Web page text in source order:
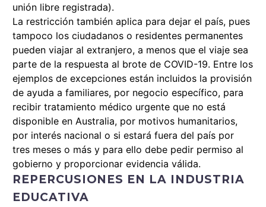
unión libre registrada).
La restricción también aplica para dejar el país, pues
tampoco los ciudadanos o residentes permanentes
pueden viajar al extranjero, a menos que el viaje sea
parte de la respuesta al brote de COVID-19. Entre los
ejemplos de excepciones están incluidos la provisión
de ayuda a familiares, por negocio específico, para
recibir tratamiento médico urgente que no está
disponible en Australia, por motivos humanitarios,
por interés nacional o si estará fuera del país por
tres meses o más y para ello debe pedir permiso al
gobierno y proporcionar evidencia válida.
REPERCUSIONES EN LA INDUSTRIA
EDUCATIVA